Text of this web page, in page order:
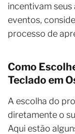
incentivam
eventos,
processo de
Como
Teclado em
A escolha do
diretamente o
Aqui estão